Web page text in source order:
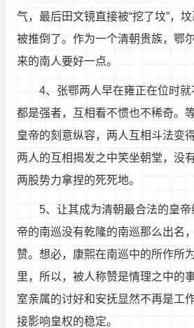
气，最后田文镜直接被“挖了坟”，
被推倒了。作为一个清朝贵族，鄂
来的南人要好一点。
4、张鄂两人早在雍正在位时
都是强者，互相看不惯也不稀奇。
皇帝的刻意纵容，两人互相斗法变
两人的互相揭发之中笑坐朝堂，没
两股势力拿捏的死死地。
5、让其成为清朝最合法的皇
帝的南巡没有乾隆的南巡那么出名
赞。想必，康熙在南巡中的所作所
里，所以，被人称赞是情理之中的
室亲属的讨好和安抚显然不再是工
接影响皇权的稳定。